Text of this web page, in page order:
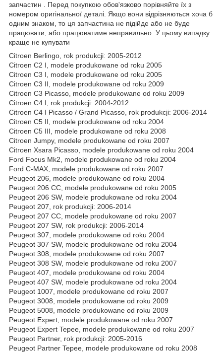
запчастин . Перед покупкою обов'язково порівняйте їх з
номером оригінальної деталі. Якщо вони відрізняються хоча б
одним знаком, то ця запчастина не підійде або не буде
працювати, або працюватиме неправильно. У цьому випадку
краще не купувати
Citroen Berlingo, rok produkcji: 2005-2012
Citroen C2 I, modele produkowane od roku 2005
Citroen C3 I, modele produkowane od roku 2005
Citroen C3 II, modele produkowane od roku 2009
Citroen C3 Picasso, modele produkowane od roku 2009
Citroen C4 I, rok produkcji: 2004-2012
Citroen C4 I Picasso / Grand Picasso, rok produkcji: 2006-2014
Citroen C5 II, modele produkowane od roku 2004
Citroen C5 III, modele produkowane od roku 2008
Citroen Jumpy, modele produkowane od roku 2007
Citroen Xsara Picasso, modele produkowane od roku 2004
Ford Focus Mk2, modele produkowane od roku 2004
Ford C-MAX, modele produkowane od roku 2007
Peugeot 206, modele produkowane od roku 2004
Peugeot 206 CC, modele produkowane od roku 2005
Peugeot 206 SW, modele produkowane od roku 2004
Peugeot 207, rok produkcji: 2006-2014
Peugeot 207 CC, modele produkowane od roku 2007
Peugeot 207 SW, rok produkcji: 2006-2014
Peugeot 307, modele produkowane od roku 2004
Peugeot 307 SW, modele produkowane od roku 2004
Peugeot 308, modele produkowane od roku 2007
Peugeot 308 SW, modele produkowane od roku 2007
Peugeot 407, modele produkowane od roku 2004
Peugeot 407 SW, modele produkowane od roku 2004
Peugeot 1007, modele produkowane od roku 2007
Peugeot 3008, modele produkowane od roku 2009
Peugeot 5008, modele produkowane od roku 2009
Peugeot Expert, modele produkowane od roku 2007
Peugeot Expert Tepee, modele produkowane od roku 2007
Peugeot Partner, rok produkcji: 2005-2016
Peugeot Partner Tepee, modele produkowane od roku 2008